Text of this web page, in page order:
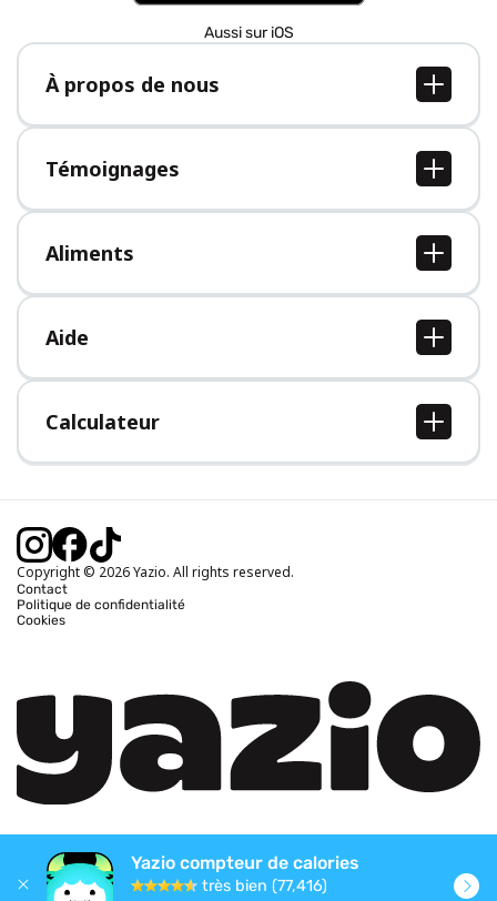
Aussi sur iOS
À propos de nous
À propos de nous
Postes
Presse
Témoignages
Tous les témoignages
Aliments
Tous les aliments
Aide
Centre d'aide
Calculateur
Calcul IMC
Calcul poids idéal
Calcul calories brûlées
Copyright © 2026 Yazio. All rights reserved.
Contact
Politique de confidentialité
Cookies
Yazio compteur de calories
très bien (77,416)